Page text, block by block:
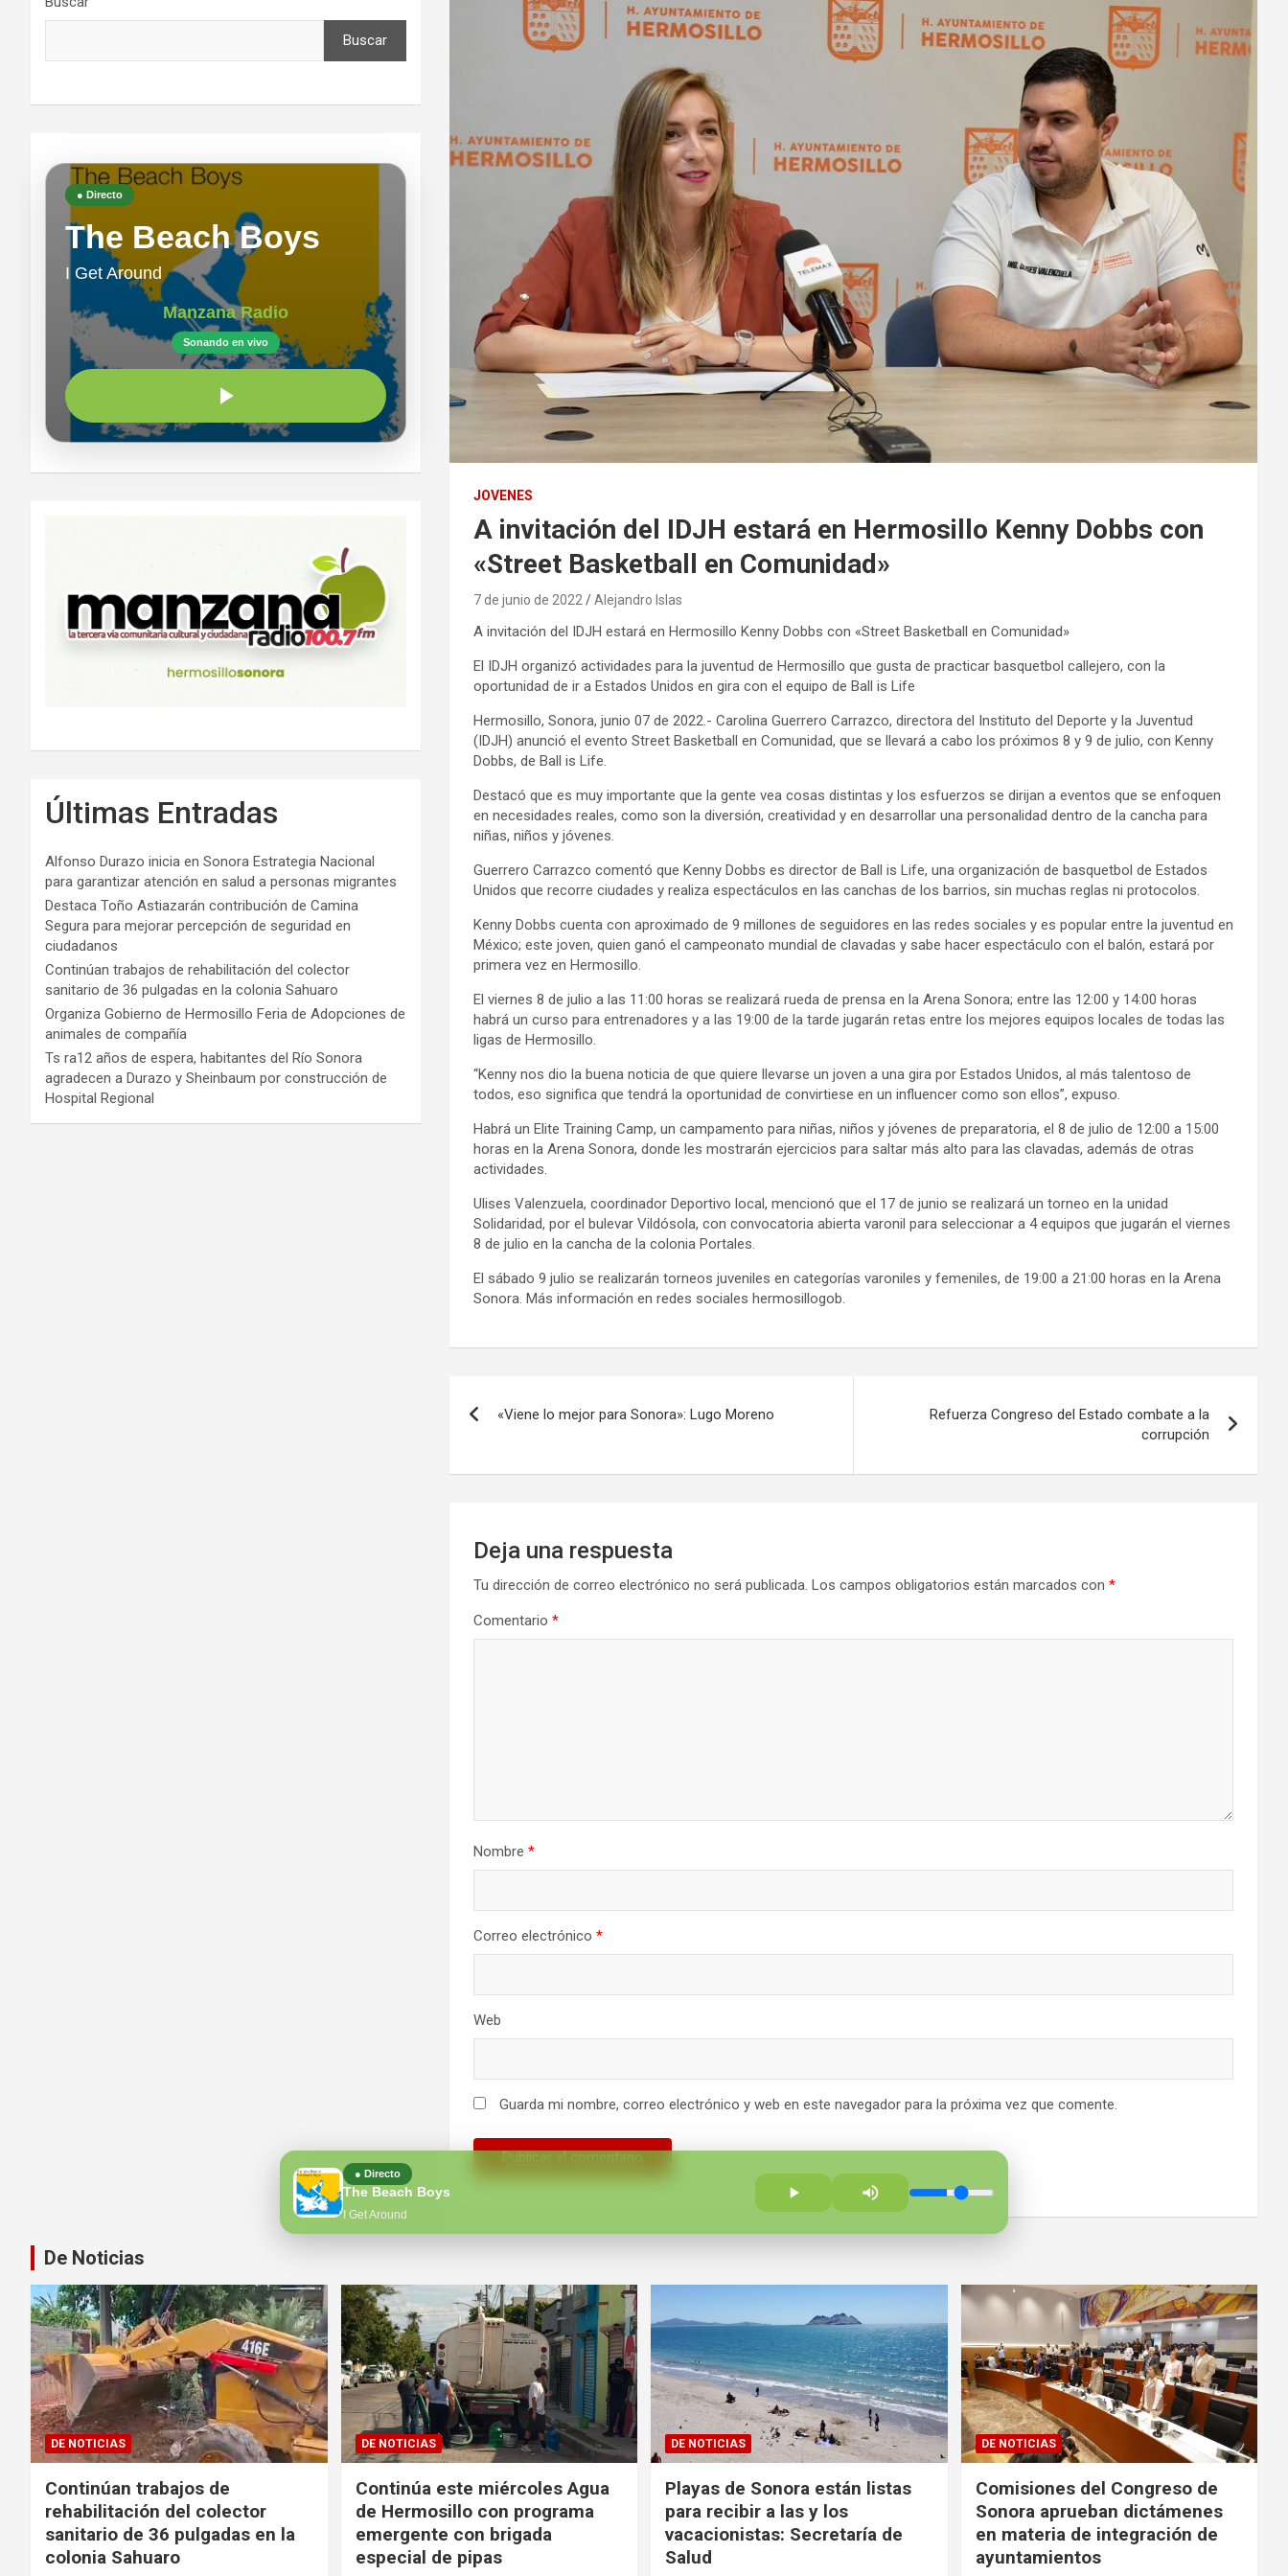
JOVENES
A invitación del IDJH estará en Hermosillo Kenny Dobbs con
«Street Basketball en Comunidad»
7 de junio de 2022 Alejandro Islas
A invitación del IDJH estará en Hermosillo Kenny Dobbs con «Street Basketball en Comunidad»
El IDJH organizó actividades para la juventud de Hermosillo que gusta de practicar basquetbol callejero, con la
oportunidad de ir a Estados Unidos en gira con el equipo de Ball is Life
Hermosillo, Sonora, junio 07 de 2022.- Carolina Guerrero Carrazco, directora del Instituto del Deporte y la Juventud
(IDJH) anunció el evento Street Basketball en Comunidad, que se llevará a cabo los próximos 8 y 9 de julio, con Kenny
Dobbs, de Ball is Life.
Destacó que es muy importante que la gente vea cosas distintas y los esfuerzos se dirijan a eventos que se enfoquen
en necesidades reales, como son la diversión, creatividad y en desarrollar una personalidad dentro de la cancha para
niñas, niños y jóvenes.
Guerrero Carrazco comentó que Kenny Dobbs es director de Ball is Life, una organización de basquetbol de Estados
Unidos que recorre ciudades y realiza espectáculos en las canchas de los barrios, sin muchas reglas ni protocolos.
Kenny Dobbs cuenta con aproximado de 9 millones de seguidores en las redes sociales y es popular entre la juventud en
México; este joven, quien ganó el campeonato mundial de clavadas y sabe hacer espectáculo con el balón, estará por
primera vez en Hermosillo.
El viernes 8 de julio a las 11:00 horas se realizará rueda de prensa en la Arena Sonora; entre las 12:00 y 14:00 horas
habrá un curso para entrenadores y a las 19:00 de la tarde jugarán retas entre los mejores equipos locales de todas las
ligas de Hermosillo.
“Kenny nos dio la buena noticia de que quiere llevarse un joven a una gira por Estados Unidos, al más talentoso de
todos, eso significa que tendrá la oportunidad de convirtiese en un influencer como son ellos”, expuso.
Habrá un Elite Training Camp, un campamento para niñas, niños y jóvenes de preparatoria, el 8 de julio de 12:00 a 15:00
horas en la Arena Sonora, donde les mostrarán ejercicios para saltar más alto para las clavadas, además de otras
actividades.
Ulises Valenzuela, coordinador Deportivo local, mencionó que el 17 de junio se realizará un torneo en la unidad
Solidaridad, por el bulevar Vildósola, con convocatoria abierta varonil para seleccionar a 4 equipos que jugarán el viernes
8 de julio en la cancha de la colonia Portales.
El sábado 9 julio se realizarán torneos juveniles en categorías varoniles y femeniles, de 19:00 a 21:00 horas en la Arena
Sonora. Más información en redes sociales hermosillogob.
de
entradas
«Viene lo mejor para Sonora»: Lugo Moreno
Refuerza Congreso del Estado combate a la
corrupción
Deja una respuesta
Tu dirección de correo electrónico no será publicada. Los campos obligatorios están marcados con *
Comentario *
Nombre *
Correo electrónico *
Web
Guarda mi nombre, correo electrónico y web en este navegador para la próxima vez que comente.
Buscar
● Directo
The Beach Boys
I Get Around
Manzana Radio
Sonando en vivo
● Directo
The Beach Boys
I Get Around
Últimas Entradas
Alfonso Durazo inicia en Sonora Estrategia Nacional
para garantizar atención en salud a personas migrantes
Destaca Toño Astiazarán contribución de Camina
Segura para mejorar percepción de seguridad en
ciudadanos
Continúan trabajos de rehabilitación del colector
sanitario de 36 pulgadas en la colonia Sahuaro
Organiza Gobierno de Hermosillo Feria de Adopciones de
animales de compañía
Ts ra12 años de espera, habitantes del Río Sonora
agradecen a Durazo y Sheinbaum por construcción de
Hospital Regional
De Noticias
DE NOTICIAS
Continúan trabajos de
rehabilitación del colector
sanitario de 36 pulgadas en la
colonia Sahuaro
DE NOTICIAS
Continúa este miércoles Agua
de Hermosillo con programa
emergente con brigada
especial de pipas
DE NOTICIAS
Playas de Sonora están listas
para recibir a las y los
vacacionistas: Secretaría de
Salud
DE NOTICIAS
Comisiones del Congreso de
Sonora aprueban dictámenes
en materia de integración de
ayuntamientos